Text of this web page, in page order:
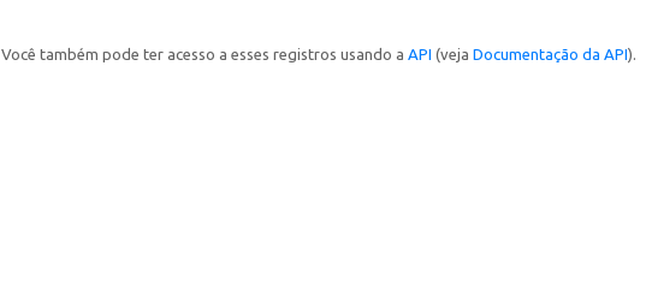
Você também pode ter acesso a esses registros usando a API (veja Documentação da API).